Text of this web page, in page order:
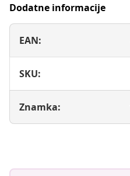
Dodatne informacije
EAN:
SKU:
Znamka: